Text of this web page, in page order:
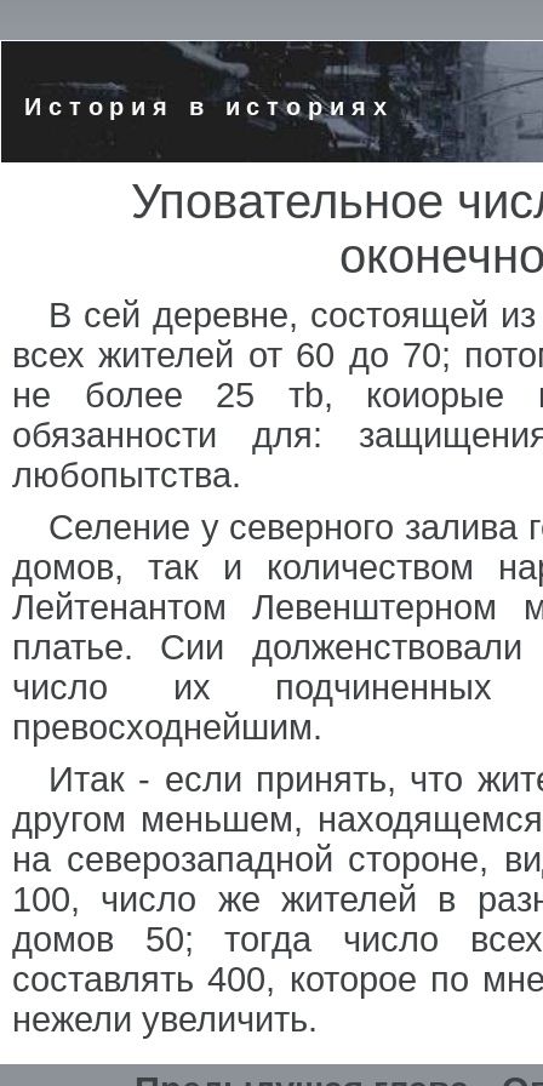
История в историях
Уповательное
В сей деревне, состоящей
всех жителей от 60 до 70;
не более 25 тb, коиорые
обязанности для:
любопытства.
Селение у северного залива
домов, так и количеством
Лейтенантом Левенштерном
платье. Сии
число их подчиненных
превосходнейшим.
Итак - если принять, что
другом меньшем,
на северозападной стороне,
100, число же жителей в
домов 50; тогда число
составлять 400, которое по
нежели увеличить.